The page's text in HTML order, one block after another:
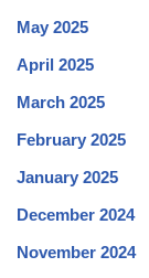
May 2025
April 2025
March 2025
February 2025
January 2025
December 2024
November 2024